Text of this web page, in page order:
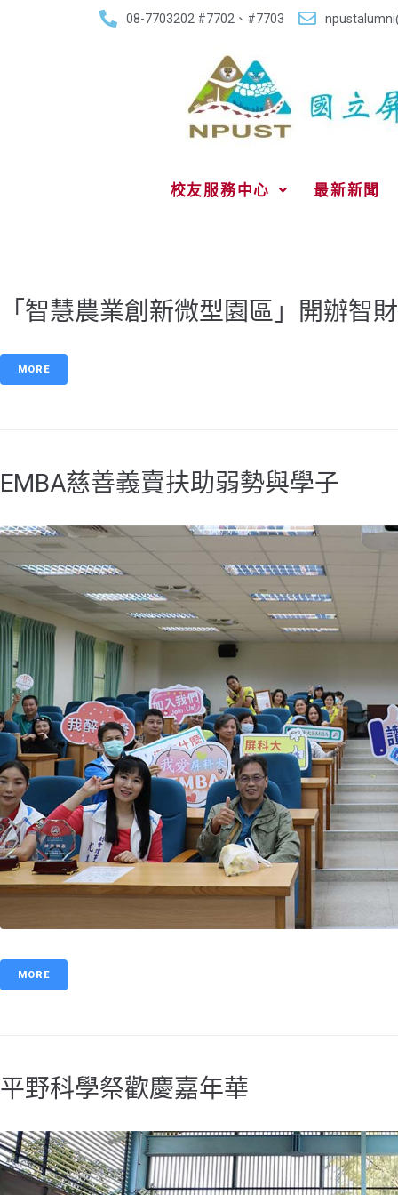
08-7703202 #7702、#7703
校友服務中心 最新新聞
「智慧農業創新微型園區」開辦智
MORE
EMBA慈善義賣扶助弱勢與學子
MORE
平野科學祭歡慶嘉年華